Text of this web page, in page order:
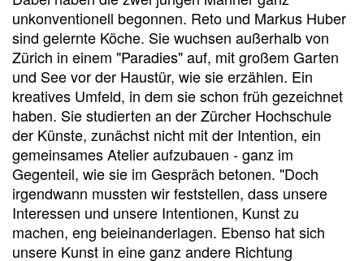
unkonventionell begonnen. Reto und Markus Huber
sind gelernte Köche. Sie wuchsen außerhalb von
Zürich in einem "Paradies" auf, mit großem Garten
und See vor der Haustür, wie sie erzählen. Ein
kreatives Umfeld, in dem sie schon früh gezeichnet
haben. Sie studierten an der Zürcher Hochschule
der Künste, zunächst nicht mit der Intention, ein
gemeinsames Atelier aufzubauen - ganz im
Gegenteil, wie sie im Gespräch betonen. "Doch
irgendwann mussten wir feststellen, dass unsere
Interessen und unsere Intentionen, Kunst zu
machen, eng beieinanderlagen. Ebenso hat sich
unsere Kunst in eine ganz andere Richtung